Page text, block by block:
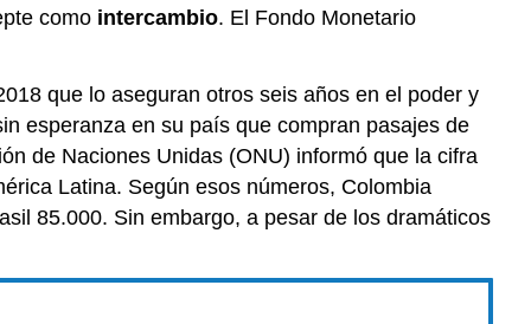
como intercambio. El Fondo Monetario
que lo aseguran otros seis años en el poder y
esperanza en su país que compran pasajes de
de Naciones Unidas (ONU) informó que la cifra
Latina. Según esos números, Colombia
85.000. Sin embargo, a pesar de los dramáticos